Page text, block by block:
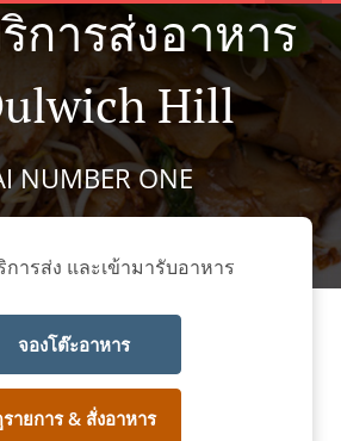
การส่งอาหาร
Hill
NUMBER ONE
การส่ง และเข้ามารับอาหาร
จองโต๊ะอาหาร
ายการ & สั่งอาหาร